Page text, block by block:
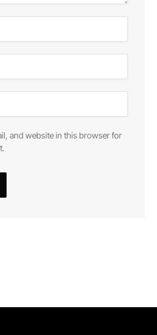
and website in this browser for